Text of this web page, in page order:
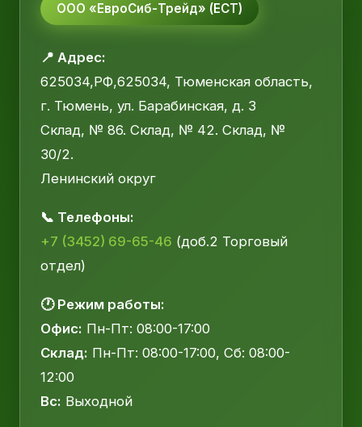
ООО «ЕвроСиб-Трейд» (ЕСТ)
📍 Адрес:
625034,РФ,625034, Тюменская область,
г. Тюмень, ул. Барабинская, д. 3
Склад, № 86. Склад, № 42. Склад, №
30/2.
Ленинский округ
📞 Телефоны:
+7 (3452) 69-65-46 (доб.2 Торговый
отдел)
🕐 Режим работы:
Офис: Пн-Пт: 08:00-17:00
Склад: Пн-Пт: 08:00-17:00, Сб: 08:00-
12:00
Вс: Выходной